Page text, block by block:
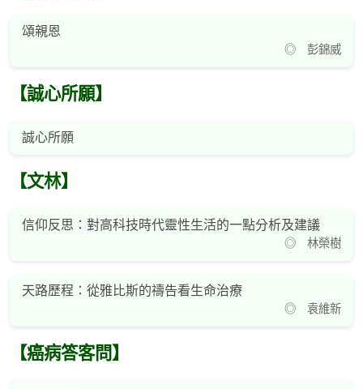
頌親恩
◎ 彭錦威
【誠心所願】
誠心所願
【文林】
信仰反思：對高科技時代靈性生活的一點分析及建議
◎ 林榮樹
天路歷程：從雅比斯的禱告看生命治療
◎ 袁維新
【癌病答客問】